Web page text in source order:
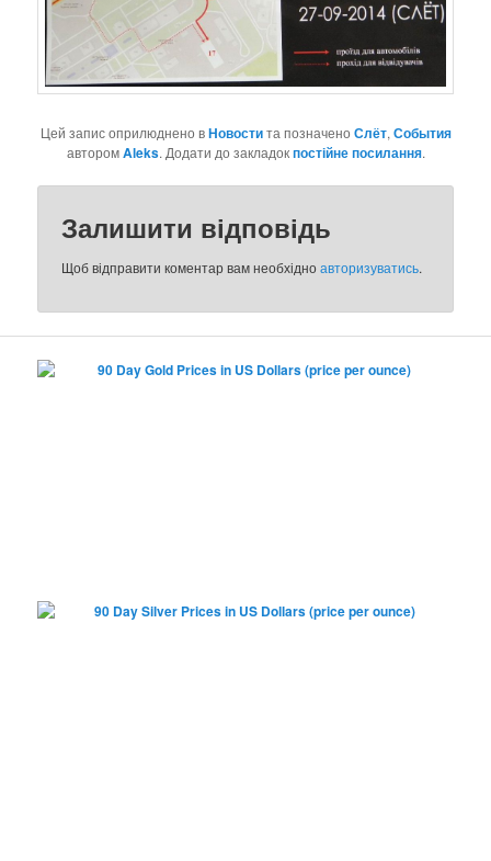
Цей запис оприлюднено вНовостита позначено Слёт, События
авторомAleks. Додати до закладокпостійне посилання.
Залишити відповідь
Щоб відправити коментар вам необхідноавторизуватись.